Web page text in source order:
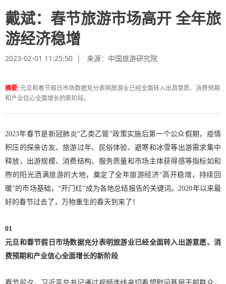
戴斌：春节旅游市场高开 全年旅
游经济稳增
2023-02-01 11:25:50 | 来源： 中国旅游研究院
摘要:元旦和春节假日市场数据充分表明旅游业已经全面转入出游意愿、消费预期
和产业信心全面增长的新阶段。
2023年春节是新冠肺炎“乙类乙管”政策实施后第一个公众假期，疫情
积压的探亲访友、旅游过年、民俗体验、避寒和冰雪等出游需求集中
释放，出游规模、消费结构、服务质量和市场主体获得感等指标如和
煦的阳光洒满旅游的大地，奠定了全年旅游经济“高开稳增，持续回
暖”的市场基础，“开门红”成为各地总结报告的关键词。2020年以来最
好的春节过去了，万物重生的春天到来了！
01
元旦和春节假日市场数据充分表明旅游业已经全面转入出游意愿、消
费预期和产业信心全面增长的新阶段